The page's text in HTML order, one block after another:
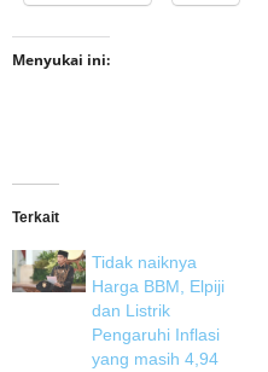
Menyukai ini:
Terkait
Tidak naiknya
Harga BBM, Elpiji
dan Listrik
Pengaruhi Inflasi
yang masih 4,94